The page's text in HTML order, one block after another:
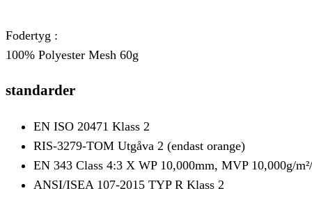
Fodertyg :
100% Polyester Mesh 60g
standarder
EN ISO 20471 Klass 2
RIS-3279-TOM Utgåva 2 (endast orange)
EN 343 Class 4:3 X WP 10,000mm, MVP 10,000g/
ANSI/ISEA 107-2015 TYP R Klass 2